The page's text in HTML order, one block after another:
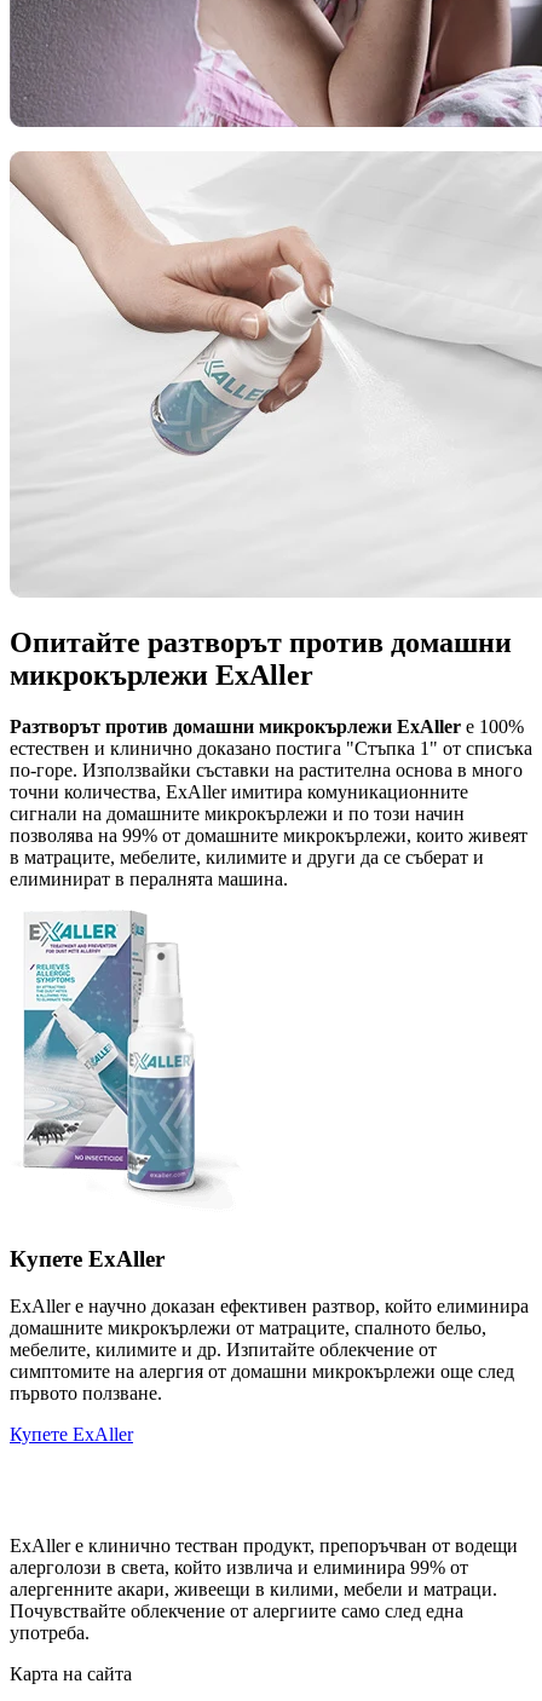
Опитайте разтворът против домашни
микрокърлежи ExAller
Разтворът против домашни микрокърлежи ExAller е 100%
естествен и клинично доказано постига "Стъпка 1" от списъка
по-горе. Използвайки съставки на растителна основа в много
точни количества, ExAller имитира комуникационните
сигнали на домашните микрокърлежи и по този начин
позволява на 99% от домашните микрокърлежи, които живеят
в матраците, мебелите, килимите и други да се съберат и
елиминират в пералнята машина.
Купете ExAller
ExAller е научно доказан ефективен разтвор, който елиминира
домашните микрокърлежи от матраците, спалното бельо,
мебелите, килимите и др. Изпитайте облекчение от
симптомите на алергия от домашни микрокърлежи още след
първото ползване.
Купете ExAller
ExAller е клинично тестван продукт, препоръчван от водещи
алерголози в света, който извлича и елиминира 99% от
алергенните акари, живеещи в килими, мебели и матраци.
Почувствайте облекчение от алергиите само след една
употреба.
Карта на сайта